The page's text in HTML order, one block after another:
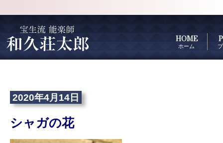
HOME
ホーム
2020年4月14日
シャガの花